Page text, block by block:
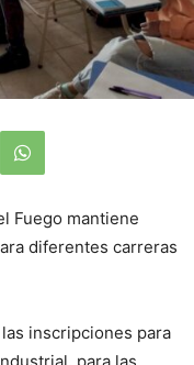
Fuego mantiene
diferentes carreras
inscripciones para
para las